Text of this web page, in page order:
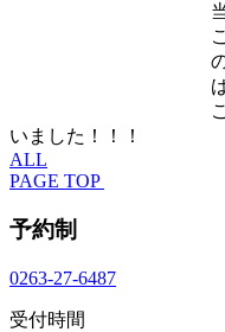
いました！！！
ALL
PAGE TOP
予約制
0263-27-6487
受付時間